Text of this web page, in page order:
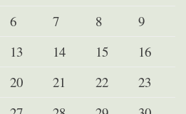
6 7 8
9
13 14 15
16
20 21 22
23